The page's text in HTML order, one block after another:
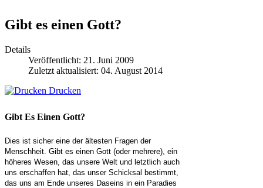
Gibt es einen Gott?
Details
Veröffentlicht: 21. Juni 2009
Zuletzt aktualisiert: 04. August 2014
Drucken
Gibt Es Einen Gott?
Dies ist sicher eine der ältesten Fragen der
Menschheit. Gibt es einen Gott (oder mehrere), ein
höheres Wesen, das unsere Welt und letztlich auch
uns erschaffen hat, das unser Schicksal bestimmt,
das uns am Ende unseres Daseins in ein Paradies